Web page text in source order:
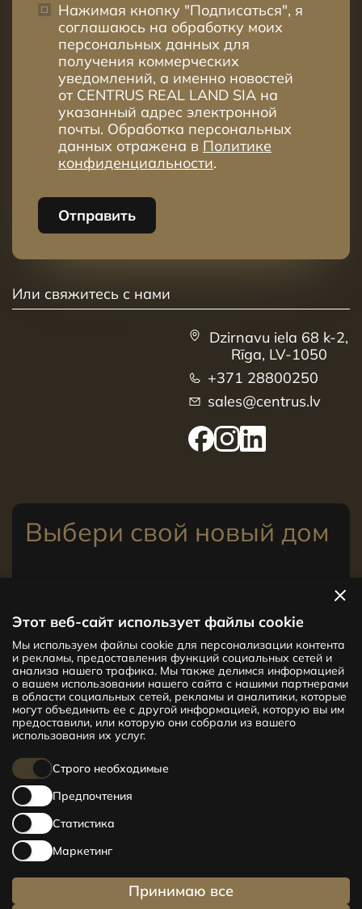
Этот веб-сайт использует файлы cookie
Мы используем файлы cookie для персонализации контента
и рекламы, предоставления функций социальных сетей и
анализа нашего трафика. Мы также делимся информацией
о вашем использовании нашего сайта с нашими партнерами
в области социальных сетей, рекламы и аналитики, которые
могут объединить ее с другой информацией, которую вы им
предоставили, или которую они собрали из вашего
использования их услуг.
Строго необходимые
Предпочтения
Статистика
Маркетинг
Принимаю все
Нажимая кнопку "Подписаться", я
соглашаюсь на обработку моих
персональных данных для
получения коммерческих
уведомлений, а именно новостей
от CENTRUS REAL LAND SIA на
указанный адрес электронной
почты. Обработка персональных
данных отражена в Политике
конфиденциальности.
Отправить
Или свяжитесь с нами
Dzirnavu iela 68 k-2,
Rīga, LV-1050
+371 28800250
sales@centrus.lv
Выбери свой новый дом
Новый проект CENTRUS предлагает
142 эксклюзивные и удобные квартиры
в центре Риги – от уютных квартир
площадью 24 кв. м до просторных
апартаментов площадью 210 кв. м. Выбери
свое жилище и будь в центре жизни!